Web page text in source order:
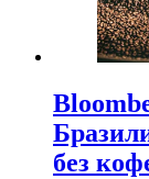
без